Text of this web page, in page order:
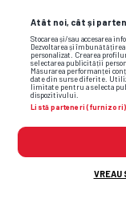
Atât noi, cât și
Stocarea și/sau accesarea
Dezvoltarea și
personalizat. Crearea
selectarea publicității
Măsurarea performanței
date din surse diferite.
limitate pentru a selecta
dispozitivului.
Listă parteneri (furnizori)
VREAU